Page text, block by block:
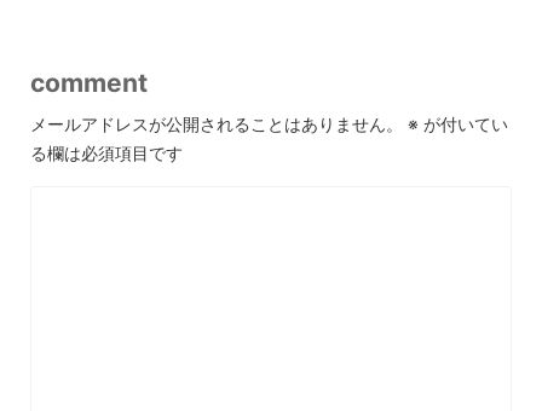
comment
メールアドレスが公開されることはありません。 ※ が付いてい
る欄は必須項目です